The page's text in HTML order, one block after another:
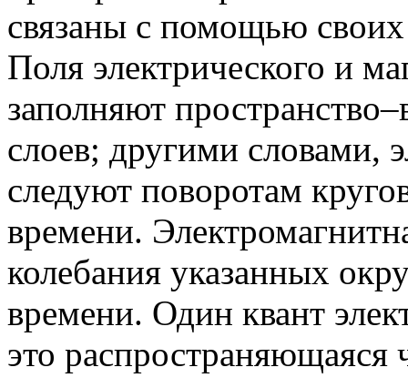
связаны с помощью
Поля электрического и
заполняют
слоев; другими словами,
следуют поворотам
времени.
колебания указанных
времени. Один квант
это распространяющаяся